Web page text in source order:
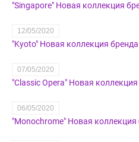
"Singapore" Новая коллекция
12/05/2020
"Kyoto" Новая коллекция бренда
07/05/2020
"Classic Opera" Новая
06/05/2020
"Monochrome" Новая коллекция